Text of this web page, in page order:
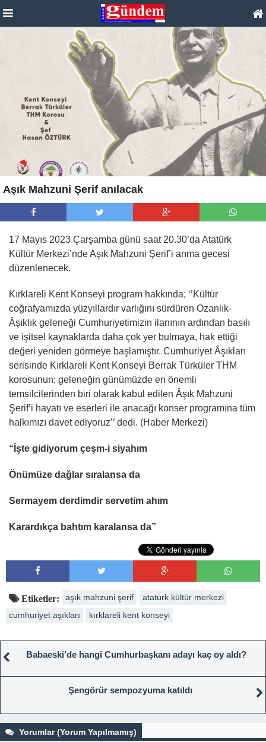
Aşık Mahzuni Şerif anılacak
17 Mayıs 2023 Çarşamba günü saat 20.30’da Atatürk
Kültür Merkezi’nde Aşık Mahzuni Şerif’i anma gecesi
düzenlenecek.
Kırklareli Kent Konseyi program hakkında; ‘’Kültür
coğrafyamızda yüzyıllardır varlığını sürdüren Ozanlık-
Âşıklık geleneği Cumhuriyetimizin ilanının ardından basılı
ve işitsel kaynaklarda daha çok yer bulmaya, hak ettiği
değeri yeniden görmeye başlamıştır. Cumhuriyet Âşıkları
serisinde Kırklareli Kent Konseyi Berrak Türküler THM
korosunun; geleneğin günümüzde en önemli
temsilcilerinden biri olarak kabul edilen Âşık Mahzuni
Şerif’i hayatı ve eserleri ile anacağı konser programına tüm
halkımızı davet ediyoruz’’ dedi. (Haber Merkezi)
“İşte gidiyorum çeşm-i siyahım
Önümüze dağlar sıralansa da
Sermayem derdimdir servetim ahım
Karardıkça bahtım karalansa da”
Etiketler: aşık mahzuni şerif
atatürk kültür merkezi
cumhuriyet aşıkları
kırklareli kent konseyi
Babaeski’de hangi Cumhurbaşkanı adayı kaç oy aldı?
Şengörür sempozyuma katıldı
Yorumlar (Yorum Yapılmamış)